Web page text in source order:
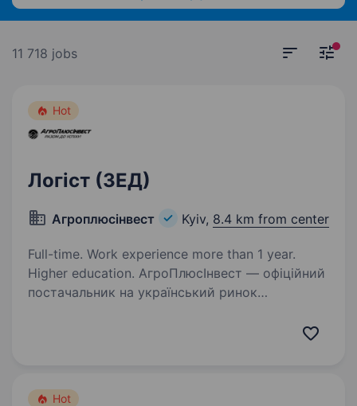
11 718 jobs
Hot
Логіст (ЗЕД)
Агроплюсінвест Kyiv, 8.4 km from center
Full-time. Work experience more than 1 year.
Higher education. АгроПлюсІнвест — офіційний
постачальник на український ринок
Hot